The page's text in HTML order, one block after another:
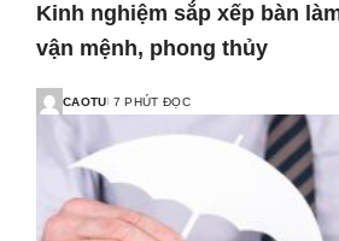
Kinh nghiệm sắp xếp bàn
vận mệnh, phong thủy
CAOTU 7 PHÚT ĐỌC